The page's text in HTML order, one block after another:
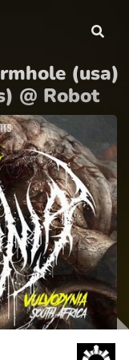
(usa)
@ Robot